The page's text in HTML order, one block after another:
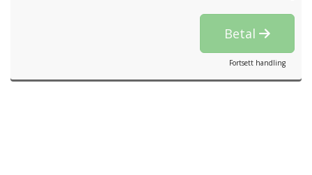
Betal
Fortsett handling